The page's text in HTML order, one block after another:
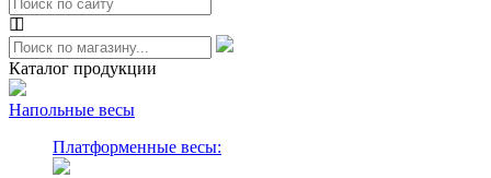
Каталог продукции
Напольные весы
Платформенные весы: